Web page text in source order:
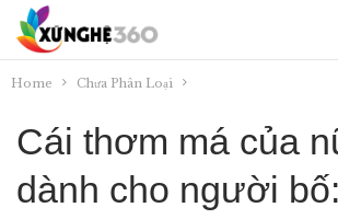
Home Chưa Phân Loại
Cái thơm má của
dành cho người